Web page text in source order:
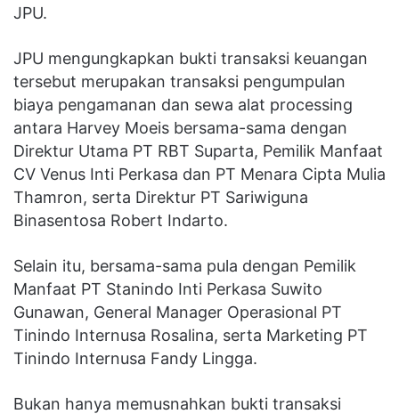
JPU.
JPU mengungkapkan bukti transaksi keuangan
tersebut merupakan transaksi pengumpulan
biaya pengamanan dan sewa alat processing
antara Harvey Moeis bersama-sama dengan
Direktur Utama PT RBT Suparta, Pemilik Manfaat
CV Venus Inti Perkasa dan PT Menara Cipta Mulia
Thamron, serta Direktur PT Sariwiguna
Binasentosa Robert Indarto.
Selain itu, bersama-sama pula dengan Pemilik
Manfaat PT Stanindo Inti Perkasa Suwito
Gunawan, General Manager Operasional PT
Tinindo Internusa Rosalina, serta Marketing PT
Tinindo Internusa Fandy Lingga.
Bukan hanya memusnahkan bukti transaksi